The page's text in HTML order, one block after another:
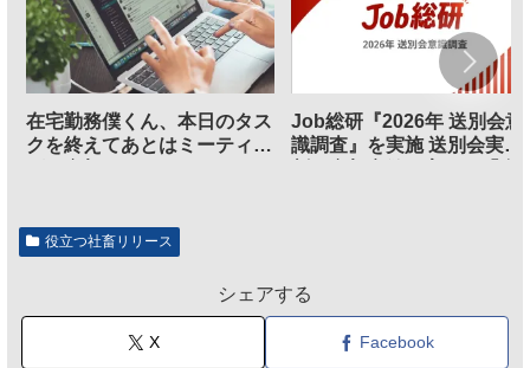
在宅勤務僕くん、本日のタス
クを終えてあとはミーティン
Job総研『2026年 送別会意
識調査』を実施 送別会実施
役立つ社畜リリース
シェアする
X Facebook